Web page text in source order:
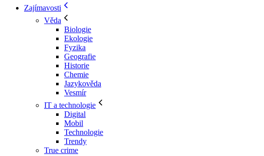
Zajímavosti
Věda
Biologie
Ekologie
Fyzika
Geografie
Historie
Chemie
Jazykověda
Vesmír
IT a technologie
Digital
Mobil
Technologie
Trendy
True crime